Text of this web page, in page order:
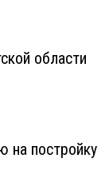
области
на постройку